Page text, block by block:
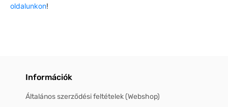
oldalunkon!
Információk
Általános szerződési feltételek (Webshop)